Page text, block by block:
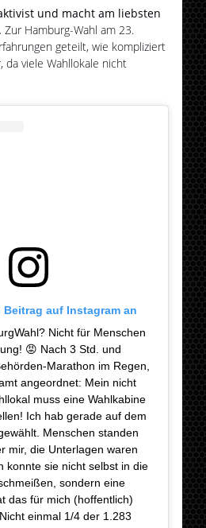
und macht am liebsten
Zur Hamburg-Wahl am 23.
geteilt, wie kompliziert
da viele Wahllokale nicht
auf Instagram an
Nicht für Menschen
😡 Nach 3 Std. und
Marathon im Regen,
angeordnet: Mein nicht
muss eine Wahlkabine
Ich hab gerade auf dem
Menschen standen
mir, die Unterlagen waren
konnte sie nicht selbst in die
sondern eine
das für mich (hoffentlich)
einmal 1/4 der 1.283